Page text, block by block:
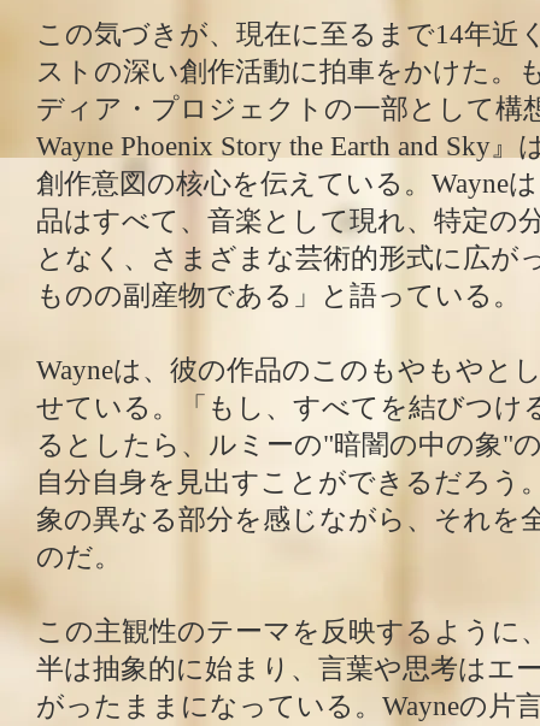
この気づきが、現在に至るまで14年近
ストの深い創作活動に拍車をかけた。
ディア・プロジェクトの一部として構
Wayne Phoenix Story the Earth and Sky
創作意図の核心を伝えている。Wayne
品はすべて、音楽として現れ、特定の
となく、さまざまな芸術的形式に広が
ものの副産物である」と語っている。
Wayneは、彼の作品のこのもやもやと
せている。「もし、すべてを結びつけ
るとしたら、ルミーの"暗闇の中の象"
自分自身を見出すことができるだろう
象の異なる部分を感じながら、それを
のだ。
この主観性のテーマを反映するように
半は抽象的に始まり、言葉や思考はエ
がったままになっている。Wayneの片